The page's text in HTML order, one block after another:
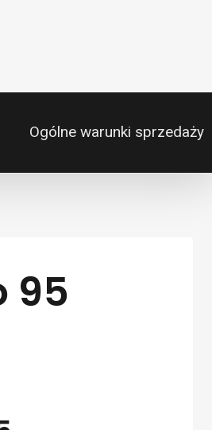
Ogólne warunki sprzedaży
95